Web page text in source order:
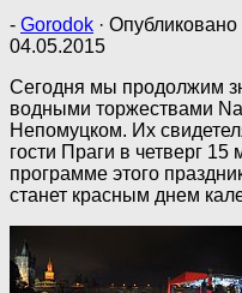
- Gorodok · Опубликовано
04.05.2015
Сегодня мы продолжим
водными торжествами
Непомуцком. Их
гости Праги в четверг 15
программе этого
станет красным днем